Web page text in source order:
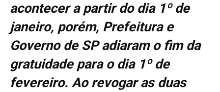
acontecer a partir do dia 1º de
janeiro, porém, Prefeitura e
Governo de SP adiaram o fim da
gratuidade para o dia 1º de
fevereiro. Ao revogar as duas